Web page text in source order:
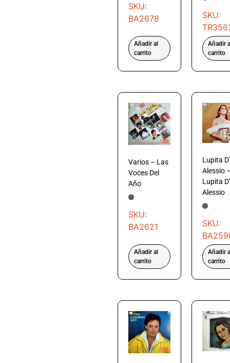
SKU:
BA2678
Añadir al
carrito
SKU:
Añadir
carrito
Varios – Las
Voces Del
Año
SKU:
BA2621
Añadir al
carrito
Lupita D’
Alessio
Lupita D’
Alessio
SKU:
Añadir
carrito